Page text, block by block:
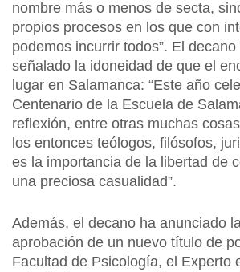
nombre más o menos de secta,
propios procesos en los que con
podemos incurrir todos”. El
señalado la idoneidad de que el
lugar en Salamanca: “Este año
Centenario de la Escuela de
reflexión, entre otras muchas
los entonces teólogos, filósofos,
es la importancia de la libertad de
una preciosa casualidad”.
Además, el decano ha anunciado
aprobación de un nuevo título de
Facultad de Psicología, el Experto